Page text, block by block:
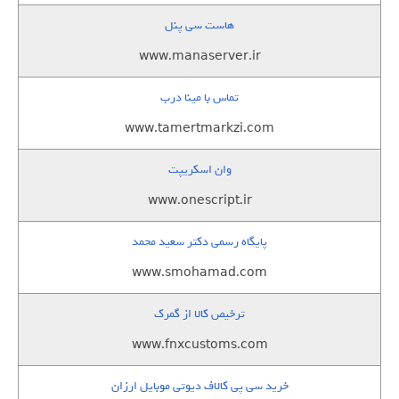
هاست سی پنل
www.manaserver.ir
تماس با مینا درب
www.tamertmarkzi.com
وان اسکریپت
www.onescript.ir
پایگاه رسمی دکتر سعید محمد
www.smohamad.com
ترخیص کالا از گمرک
www.fnxcustoms.com
خرید سی پی کالاف دیوتی موبایل ارزان